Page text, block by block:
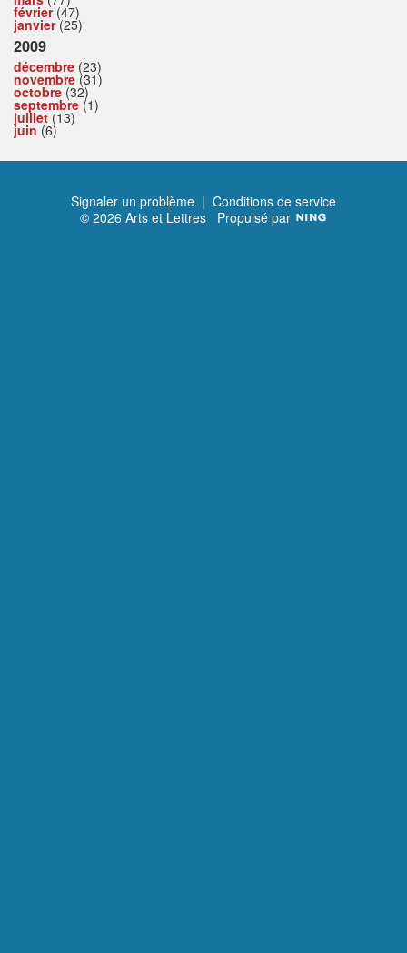
février(47)
janvier(25)
2009
décembre (23)
novembre (31)
octobre (32)
septembre (1)
juillet (13)
juin (6)
Signaler un problème | Conditions de service
© 2026 Arts et Lettres Propulsé par